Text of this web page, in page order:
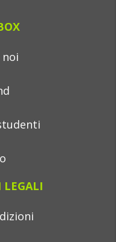
noi